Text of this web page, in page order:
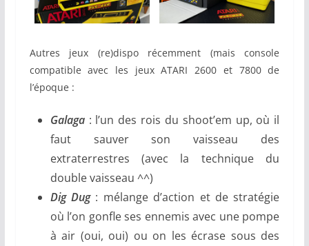
Autres jeux (re)dispo récemment (mais console
compatible avec les jeux ATARI 2600 et 7800 de
l’époque :
Galaga: l’un des rois du shoot’em up, où il
faut sauver son vaisseau des
extraterrestres (avec la technique du
double vaisseau ^^)
Dig Dug: mélange d’action et de stratégie
où l’on gonfle ses ennemis avec une pompe
à air (oui, oui) ou on les écrase sous des